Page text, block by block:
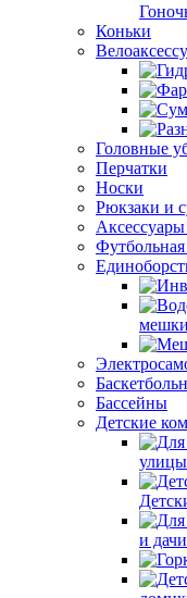
Коньки
Головные
Перчатки
Носки
Рюкзаки и
мешки
Бассейны
Детские
улицы
и